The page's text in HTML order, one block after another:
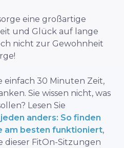
eine großartige
und Glück auf lange
nicht zur Gewohnheit
einfach 30 Minuten Zeit,
Sie wissen nicht, was
Lesen Sie
anders: So finden
am besten funktioniert,
dieser FitOn-Sitzungen